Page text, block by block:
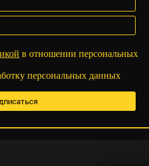
в отношении персональных
персональных данных